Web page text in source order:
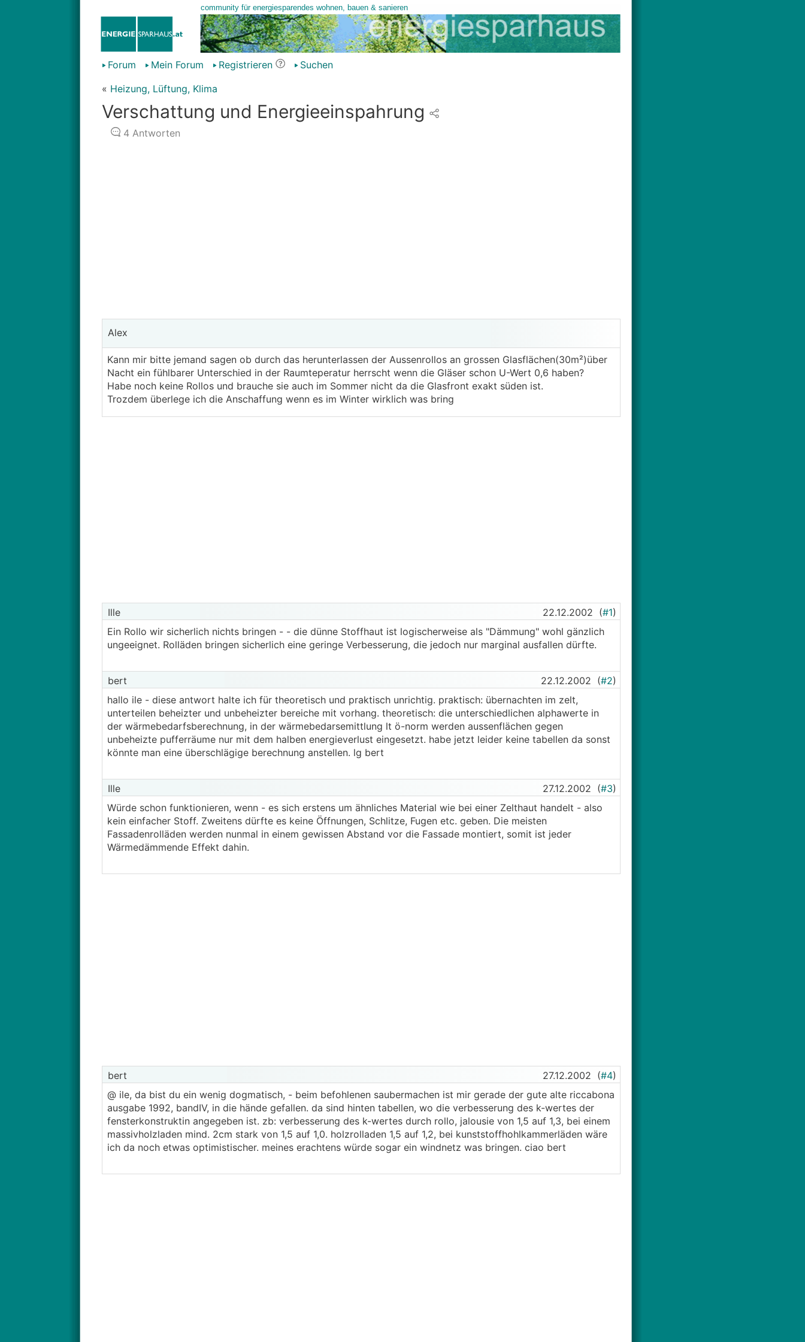
Forum Mein Forum Registrieren
Suchen
« Heizung, Lüftung, Klima
Verschattung und Energieeinspahrung
4Antworten
Alex
Kann mir bitte jemand sagen ob durch das herunterlassen der Aussenrollos an grossen Glasflächen(30m²)über
Nacht ein fühlbarer Unterschied in der Raumteperatur herrscht wenn die Gläser schon U-Wert 0,6 haben?
Habe noch keine Rollos und brauche sie auch im Sommer nicht da die Glasfront exakt süden ist.
Trozdem überlege ich die Anschaffung wenn es im Winter wirklich was bring
Ille 22.12.2002 (#1)
Ein Rollo wir sicherlich nichts bringen - - die dünne Stoffhaut ist logischerweise als "Dämmung" wohl gänzlich
ungeeignet. Rolläden bringen sicherlich eine geringe Verbesserung, die jedoch nur marginal ausfallen dürfte.
bert 22.12.2002 (#2)
hallo ile - diese antwort halte ich für theoretisch und praktisch unrichtig. praktisch: übernachten im zelt,
unterteilen beheizter und unbeheizter bereiche mit vorhang. theoretisch: die unterschiedlichen alphawerte in
der wärmebedarfsberechnung, in der wärmebedarsemittlung lt ö-norm werden aussenflächen gegen
unbeheizte pufferräume nur mit dem halben energieverlust eingesetzt. habe jetzt leider keine tabellen da sonst
könnte man eine überschlägige berechnung anstellen. lg bert
Ille 27.12.2002 (#3)
Würde schon funktionieren, wenn - es sich erstens um ähnliches Material wie bei einer Zelthaut handelt - also
kein einfacher Stoff. Zweitens dürfte es keine Öffnungen, Schlitze, Fugen etc. geben. Die meisten
Fassadenrolläden werden nunmal in einem gewissen Abstand vor die Fassade montiert, somit ist jeder
Wärmedämmende Effekt dahin.
bert 27.12.2002 (#4)
@ ile, da bist du ein wenig dogmatisch, - beim befohlenen saubermachen ist mir gerade der gute alte riccabona
ausgabe 1992, bandIV, in die hände gefallen. da sind hinten tabellen, wo die verbesserung des k-wertes der
fensterkonstruktin angegeben ist. zb: verbesserung des k-wertes durch rollo, jalousie von 1,5 auf 1,3, bei einem
massivholzladen mind. 2cm stark von 1,5 auf 1,0. holzrolladen 1,5 auf 1,2, bei kunststoffhohlkammerläden wäre
ich da noch etwas optimistischer. meines erachtens würde sogar ein windnetz was bringen. ciao bert